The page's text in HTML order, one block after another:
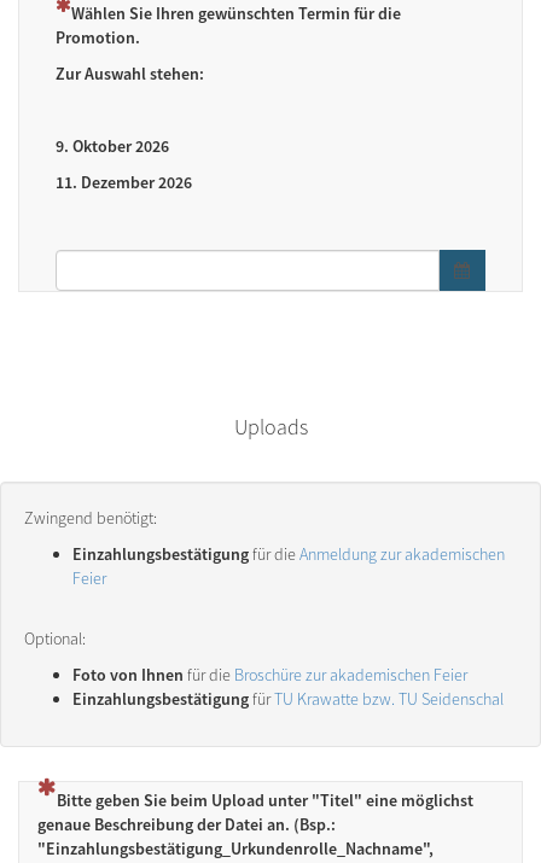
(Dies ist eine Pflichtfrage.)
Wählen Sie Ihren gewünschten Termin für die
Promotion.
Zur Auswahl stehen:
9. Oktober 2026
11. Dezember 2026
Datumsformat: tt.mm.jjjj Datums- /
Uploads
Zwingend benötigt:
Einzahlungsbestätigungfür dieAnmeldung zur akademischen
Feier
Optional:
Foto von Ihnen für die Broschüre zur akademischen Feier
EinzahlungsbestätigungfürTU Krawatte bzw. TU Seidenschal
(Dies ist eine Pflichtfrage.)
Bitte geben Sie beim Upload unter "Titel" eine möglichst
genaue Beschreibung der Datei an. (Bsp.:
"Einzahlungsbestätigung_Urkundenrolle_Nachname",